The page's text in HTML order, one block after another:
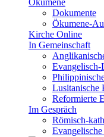
Ökumene
Dokumente
Ökumene-
Kirche Online
In Gemeinschaft
Evangelisch-
Lusitanische
Reformierte
Im Gespräch
Römisch-